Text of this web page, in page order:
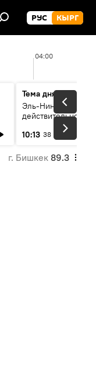
РУС КЫРГ
04:00
Тема дня
Эль-Ниньо, жара и
действительно
погоду в
10:13 38 мин
г. Бишкек 89.3